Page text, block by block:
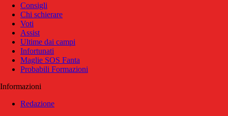
Consigli
Chi schierare
Voti
Assist
Ultime dai campi
Infortunati
Maglie SOS Fanta
Probabili Formazioni
Informazioni
Redazione